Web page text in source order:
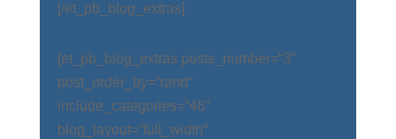
[/et_pb_blog_extras]
[et_pb_blog_extras posts_number=“3″
post_order_by=“rand“
include_categories=“46″
blog_layout=“full_width“